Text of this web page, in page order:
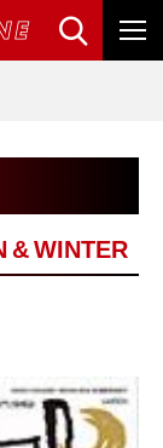
& WINTER